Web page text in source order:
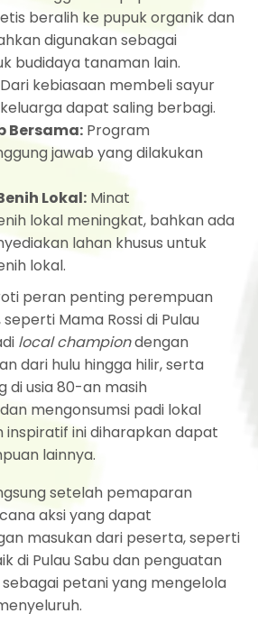
beralih ke pupuk organik dan
digunakan sebagai
budidaya tanaman lain.
Dari kebiasaan membeli sayur
dapat saling berbagi.
Bersama: Program
jawab yang dilakukan
Lokal: Minat
lokal meningkat, bahkan ada
lahan khusus untuk
lokal.
peran penting perempuan
Mama Rossi di Pulau
local championdengan
dari hulu hingga hilir, serta
di usia 80-an masih
mengonsumsi padi lokal
inspiratif ini diharapkan dapat
lainnya.
setelah pemaparan
aksi yang dapat
masukan dari peserta, seperti
di Pulau Sabu dan penguatan
petani yang mengelola